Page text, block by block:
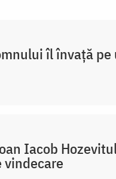
îl învață pe
Iacob
vindecare